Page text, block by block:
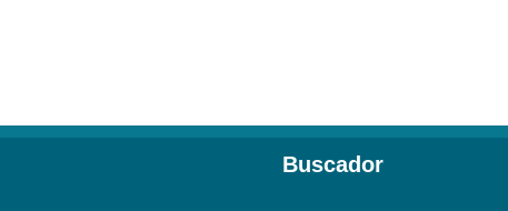
Buscador